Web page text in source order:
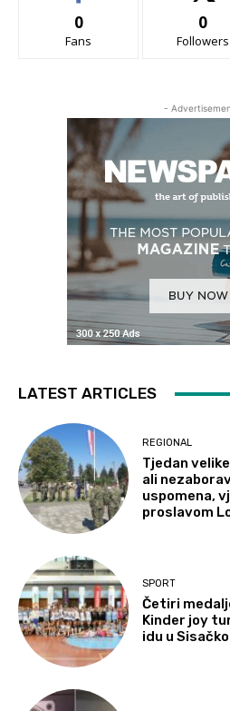
0
Fans
0
Followers
-
LATEST ARTICLES
REGIONAL
Tjedan
ali
uspomena,
proslavom
SPORT
Četiri
Kinder joy
idu u